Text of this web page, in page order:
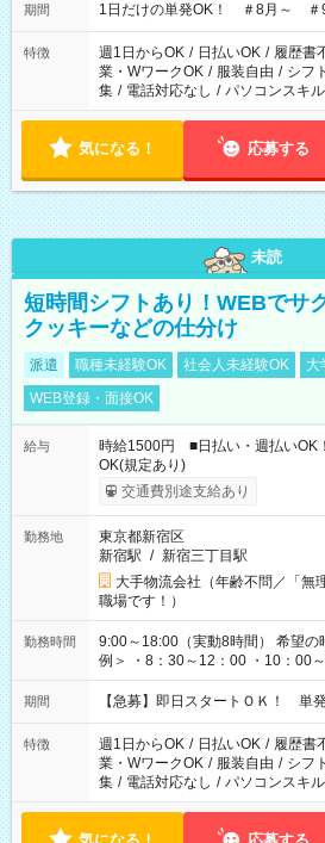
期間 1日だけの単発OK！ ＃8月～ ＃
特徴 週1日からOK / 日払いOK / 履歴書
業・WワークOK / 服装自由 / シフ
集 / 電話対応なし / パソコンスキ
気になる！ 応募する
未読
短時間シフトあり！WEBでサ
クッキーなどの仕分け
派遣 職種未経験OK 社会人未経験OK 大
WEB登録・面接OK
給与
時給1500円 ■日払い・週払いOK
OK(規定あり)
交通費別途支給あり
勤務地
東京都新宿区
新宿駅 / 新宿三丁目駅
大手物流会社（年齢不問／「無
職場です！）
勤務時間
9:00～18:00（実動8時間） 希望の時間帯を選べます！ ＜シフト
例＞ ・8：30～12：00 ・10：00
・13：00～22：00 ・22：00～翌
期間 【急募】即日スタートＯＫ！ 単
特徴 週1日からOK / 日払いOK / 履歴書
業・WワークOK / 服装自由 / シフ
集 / 電話対応なし / パソコンスキ